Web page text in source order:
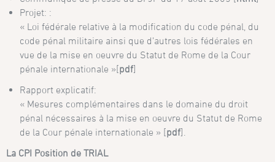
Projet: :
« Loi fédérale relative à la modification du code pénal, du
code pénal militaire ainsi que d’autres lois fédérales en
vue de la mise en oeuvre du Statut de Rome de la Cour
pénale internationale »[pdf]
Rapport explicatif:
« Mesures complémentaires dans le domaine du droit
pénal nécessaires à la mise en oeuvre du Statut de Rome
de la Cour pénale internationale » [pdf].
La CPI Position de TRIAL